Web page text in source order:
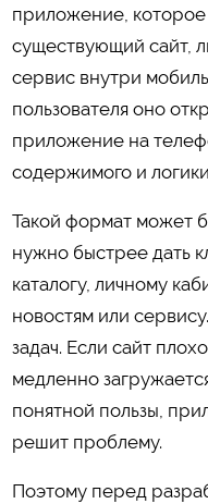
приложение, которое
существующий сайт,
сервис внутри
пользователя оно
приложение на
содержимого и
Такой формат может
нужно быстрее дать
каталогу, личному
новостям или
задач. Если сайт
медленно
понятной пользы,
решит проблему.
Поэтому перед